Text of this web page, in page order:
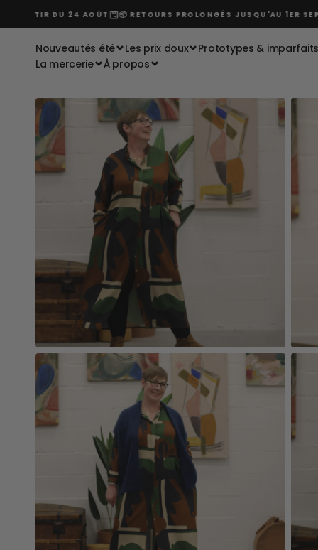
contenu
DU 24 AOÛT 📦 RETOURS PROLONGÉS JUSQU'AU 1ER
Nouveautés été Les prix doux
Prototypes & imparfaits
La mercerie
À propos